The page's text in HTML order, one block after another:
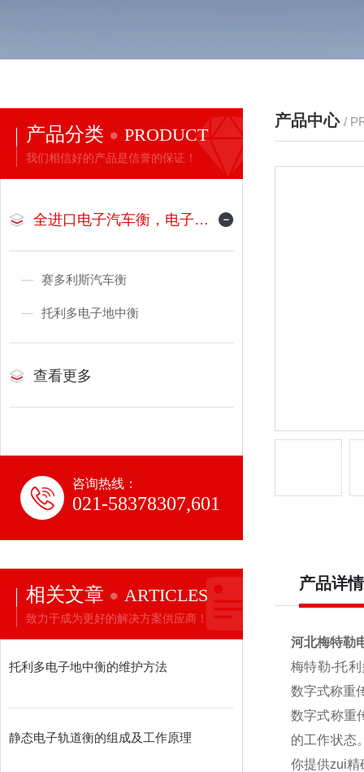
产品分类 PRODUCT
我们相信好的产品是信誉的保证！
全进口电子汽车衡，电子地磅
赛多利斯汽车衡
托利多电子地中衡
查看更多
咨询热线：
021-58378307,601
相关文章 ARTICLES
致力于成为更好的解决方案供应商！
托利多电子地中衡的维护方法
静态电子轨道衡的组成及工作原理
产品中心 /
产品详情
河北梅特勒
梅特勒-托
数字式称重
数字式称重
的工作状态
你提供zui精